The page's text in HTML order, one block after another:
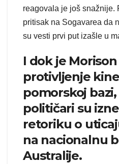
reagovala je još snažnije.
pritisak na Sogavarea da
su vesti prvi put izašle u
I dok je
protivljenje
pomorskoj
političari su
retoriku o
na nacionalnu
Australije.